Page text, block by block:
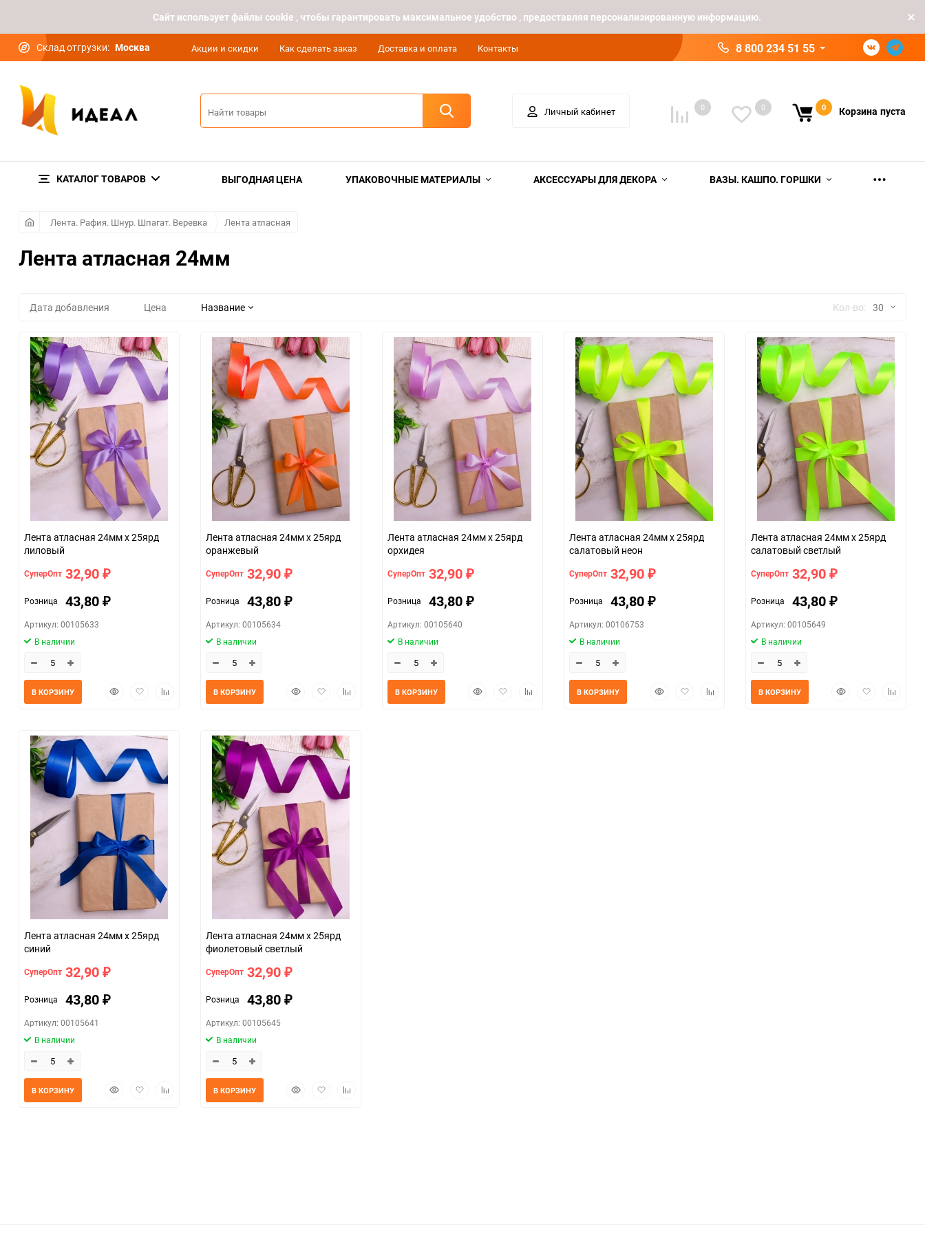
Cайт использует файлы cookie , чтобы гарантировать максимальное удобство , предоставляя персонализированную информацию.
Склад отгрузки: Москва Акции и скидки Как сделать заказ Доставка и оплата Контакты 8 800 234 51 55
Личный кабинет 0 0 0 Корзина пуста
КАТАЛОГ ТОВАРОВ ВЫГОДНАЯ ЦЕНА УПАКОВОЧНЫЕ МАТЕРИАЛЫ АКСЕССУАРЫ ДЛЯ ДЕКОРА ВАЗЫ. КАШПО. ГОРШКИ
Лента. Рафия. Шнур. Шпагат. Веревка Лента атласная
Лента атласная 24мм
Дата добавления Цена Название Кол-во: 30
30
Лента атласная 24мм х 25ярд
лиловый
СуперОпт 32,90 ₽
Розница 43,80 ₽
Артикул: 00105633
В наличии
БыстрыйДобавитьДобавить
В КОРЗИНУ
Лента атласная 24мм х 25ярд
оранжевый
СуперОпт 32,90 ₽
Розница 43,80 ₽
Артикул: 00105634
В наличии
БыстрыйДобавитьДобавить
В КОРЗИНУ
Лента атласная 24мм х 25ярд
орхидея
СуперОпт 32,90 ₽
Розница 43,80 ₽
Артикул: 00105640
В наличии
БыстрыйДобавитьДобавить
В КОРЗИНУ
Лента атласная 24мм х 25ярд
салатовый неон
СуперОпт 32,90 ₽
Розница 43,80 ₽
Артикул: 00106753
В наличии
БыстрыйДобавитьДобавить
В КОРЗИНУ
Лента атласная 24мм х 25ярд
салатовый светлый
СуперОпт 32,90 ₽
Розница 43,80 ₽
Артикул: 00105649
В наличии
БыстрыйДобавить
В КОРЗИНУ
Лента атласная 24мм х 25ярд
синий
СуперОпт 32,90 ₽
Розница 43,80 ₽
Артикул: 00105641
В наличии
БыстрыйДобавитьДобавить
В КОРЗИНУ
Лента атласная 24мм х 25ярд
фиолетовый светлый
СуперОпт 32,90 ₽
Розница 43,80 ₽
Артикул: 00105645
В наличии
БыстрыйДобавитьДобавить
В КОРЗИНУ